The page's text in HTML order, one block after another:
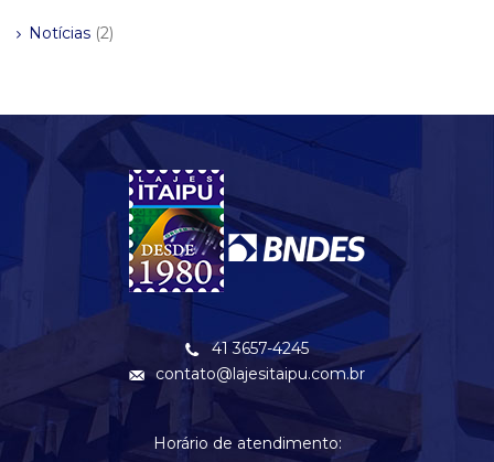
Notícias (2)
41 3657-4245
contato@lajesitaipu.com.br
Horário de atendimento: